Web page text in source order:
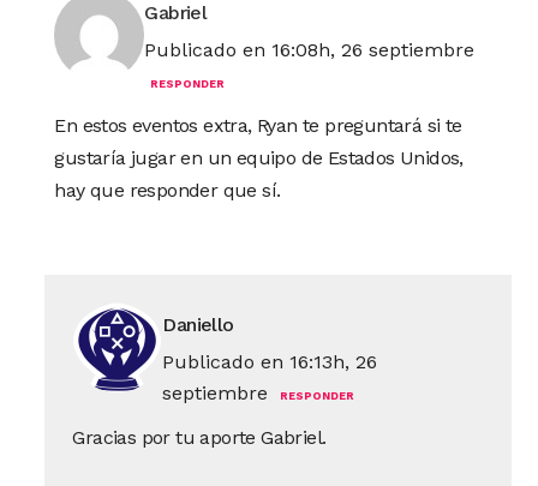
Gabriel
Publicado en 16:08h, 26 septiembre
RESPONDER
En estos eventos extra, Ryan te preguntará si te
gustaría jugar en un equipo de Estados Unidos,
hay que responder que sí.
Daniello
Publicado en 16:13h, 26
septiembre
RESPONDER
Gracias por tu aporte Gabriel.